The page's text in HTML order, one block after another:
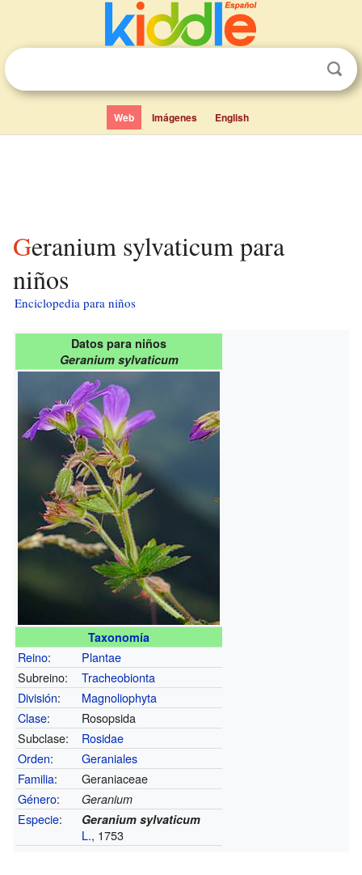
Web Imágenes English
Geranium sylvaticum para
niños
Enciclopedia para niños
Datos para niños
Geranium sylvaticum
Taxonomía
Reino:
Plantae
Subreino:
Tracheobionta
División:
Magnoliophyta
Clase:
Rosopsida
Subclase:
Rosidae
Orden:
Geraniales
Familia:
Geraniaceae
Género: Geranium
Especie: Geranium sylvaticum
L., 1753